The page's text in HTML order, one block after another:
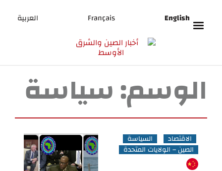
English
Français العربية
الوسم:سياسة
الاقتصاد
السياسة
الصين – الولايات المتحدة